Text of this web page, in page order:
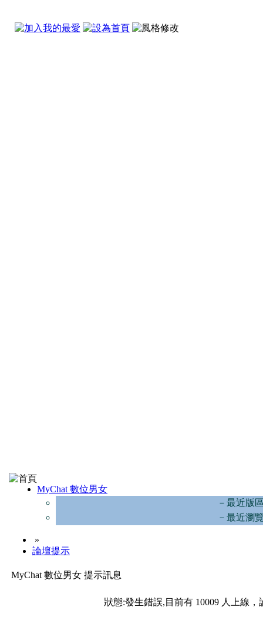
MyChat 數位男女
－最近版
－最近瀏
»
論壇提示
MyChat 數位男女 提示訊息
狀態:發生錯誤,目前有 10009 人上線